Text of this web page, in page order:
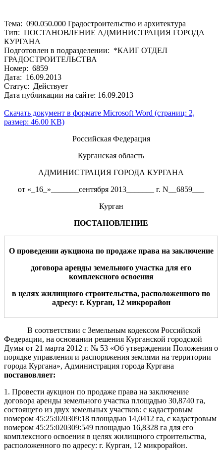
Тема: 090.050.000 Градостроительство и архитектура
Тип: ПОСТАНОВЛЕНИЕ АДМИНИСТРАЦИЯ ГОРОДА
КУРГАНА
Подготовлен в подразделении: *КАИГ ОТДЕЛ
ГРАДОСТРОИТЕЛЬСТВА
Номер: 6859
Дата: 16.09.2013
Статус: Действует
Дата публикации на сайте: 16.09.2013
Скачать документ в формате Microsoft Word (страниц: 2,
размер: 46.00 KB)
Российская Федерация
Курганская область
АДМИНИСТРАЦИЯ ГОРОДА КУРГАНА
от «_16_»_______сентября 2013_______ г. N__6859___
Курган
ПОСТАНОВЛЕНИЕ
Опроведении аукциона по продаже права на заключение
договора аренды земельного участка для его
комплексного освоения
в целях жилищного строительства, расположенного по
адресу: г. Курган, 12микрорайон
В соответствии с Земельным кодексом Российской
Федерации, на основании решения Курганской городской
Думы от 21 марта 2012 г. № 53 «Об утверждении Положения о
порядке управления и распоряжения землями на территории
города Кургана», Администрация города Кургана
постановляет:
1. Провести аукцион по продаже права на заключение
договора аренды земельного участка площадью 30,8740 га,
состоящего из двух земельных участков: с кадастровым
номером 45:25:020309:18 площадью 14,0412 га, с кадастровым
номером 45:25:020309:549 площадью 16,8328 га для его
комплексного освоения в целях жилищного строительства,
расположенного по адресу: г. Курган, 12 микрорайон.